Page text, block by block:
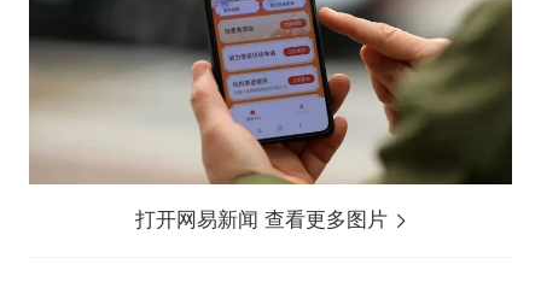
打开网易新闻 查看更多图片